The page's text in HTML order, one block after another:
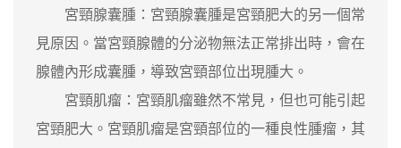
宮頸腺囊腫：宮頸腺囊腫是宮頸肥大的另一個常
見原因。當宮頸腺體的分泌物無法正常排出時，會在
腺體內形成囊腫，導致宮頸部位出現腫大。
宮頸肌瘤：宮頸肌瘤雖然不常見，但也可能引起
宮頸肥大。宮頸肌瘤是宮頸部位的一種良性腫瘤，其